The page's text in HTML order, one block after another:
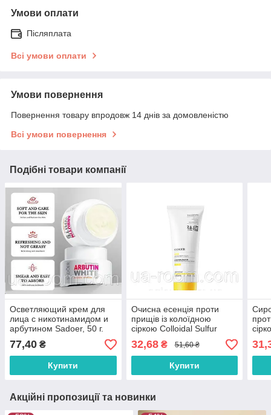
Умови оплати
Післяплата
Всі умови оплати
Умови повернення
Повернення товару впродовж 14 днів за домовленістю
Всі умови повернення
Подібні товари компанії
Осветляющий крем для
лица с никотинамидом и
арбутином Sadoer, 50 г.
77,40 ₴
Купити
Очисна есенція проти
прищів із колоїдною
сіркою Colloidal Sulfur
SADOER 100g
32,68₴ 51,60 ₴
Купити
Акційні пропозиції та новинки